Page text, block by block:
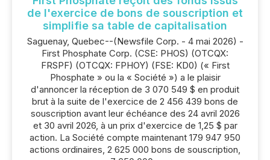
de l'exercice de bons de souscription et
simplifie sa table de capitalisation
Saguenay, Quebec--(Newsfile Corp. - 4 mai 2026) -
First Phosphate Corp. (CSE: PHOS) (OTCQX:
FRSPF) (OTCQX: FPHOY) (FSE: KD0) (« First
Phosphate » ou la « Société ») a le plaisir
d'annoncer la réception de 3 070 549 $ en produit
brut à la suite de l'exercice de 2 456 439 bons de
souscription avant leur échéance des 24 avril 2026
et 30 avril 2026, à un prix d'exercice de 1,25 $ par
action. La Société compte maintenant 179 947 950
actions ordinaires, 2 625 000 bons de souscription,